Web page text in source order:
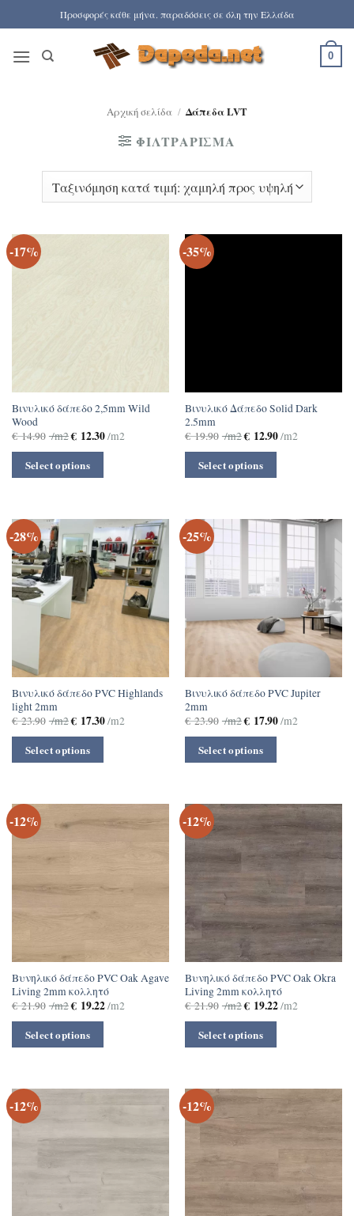
στο
περιεχόμενο
Προσφορές κάθε μήνα. παραδόσεις σε όλη την Ελλάδα
0
Αρχική σελίδα / Δάπεδα LVT
ΦΙΛΤΡΆΡΙΣΜΑ
-17%
Βινυλικό δάπεδο 2,5mm Wild
Wood
€14.90 /m2€12.30/m2
Select options
-35%
Βινυλικό Δάπεδο Solid Dark
2.5mm
€19.90 /m2€12.90/m2
Select options
-28%
Βινυλικό δάπεδο PVC Highlands
light 2mm
€23.90 /m2€17.30/m2
Select options
-25%
Βινυλικό δάπεδο PVC Jupiter
2mm
€23.90 /m2€17.90/m2
Select options
-12%
Βυνηλικό δάπεδο PVC Oak Agave
Living 2mm κολλητό
€21.90 /m2€19.22/m2
Select options
-12%
Βυνηλικό δάπεδο PVC Oak Okra
Living 2mm κολλητό
€21.90 /m2€19.22/m2
Select options
-12% -12%